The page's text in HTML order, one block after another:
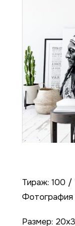
Тираж: 100 /
Фотография
Размер: